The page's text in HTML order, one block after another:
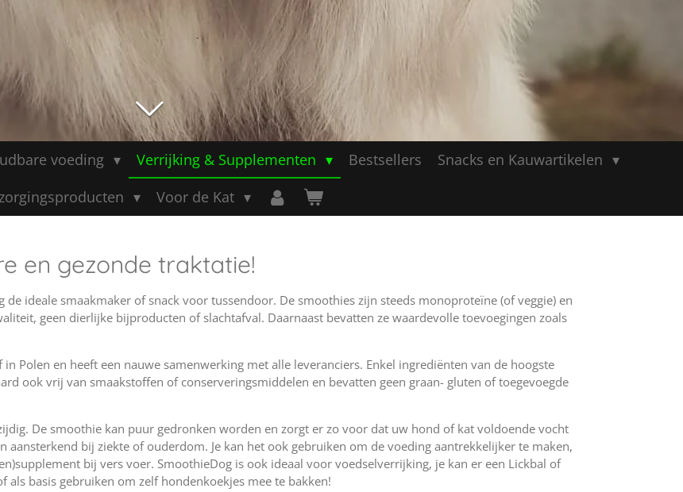
voeding Verrijking & Supplementen Bestsellers
Snacks en Kauwartikelen
Voor de Kat
en gezonde traktatie!
ideale smaakmaker of snack voor tussendoor. De smoothies zijn steeds monoproteïne (of veggie) en
geen dierlijke bijproducten of slachtafval. Daarnaast bevatten ze waardevolle toevoegingen zoals
Polen en heeft een nauwe samenwerking met alle leveranciers. Enkel ingrediënten van de hoogste
ook vrij van smaakstoffen of conserveringsmiddelen en bevatten geen graan- gluten of toegevoegde
De smoothie kan puur gedronken worden en zorgt er zo voor dat uw hond of kat voldoende vocht
bij ziekte of ouderdom. Je kan het ook gebruiken om de voeding aantrekkelijker te maken,
bij vers voer. SmoothieDog is ook ideaal voor voedselverrijking, je kan er een Lickbal of
als basis gebruiken om zelf hondenkoekjes mee te bakken!